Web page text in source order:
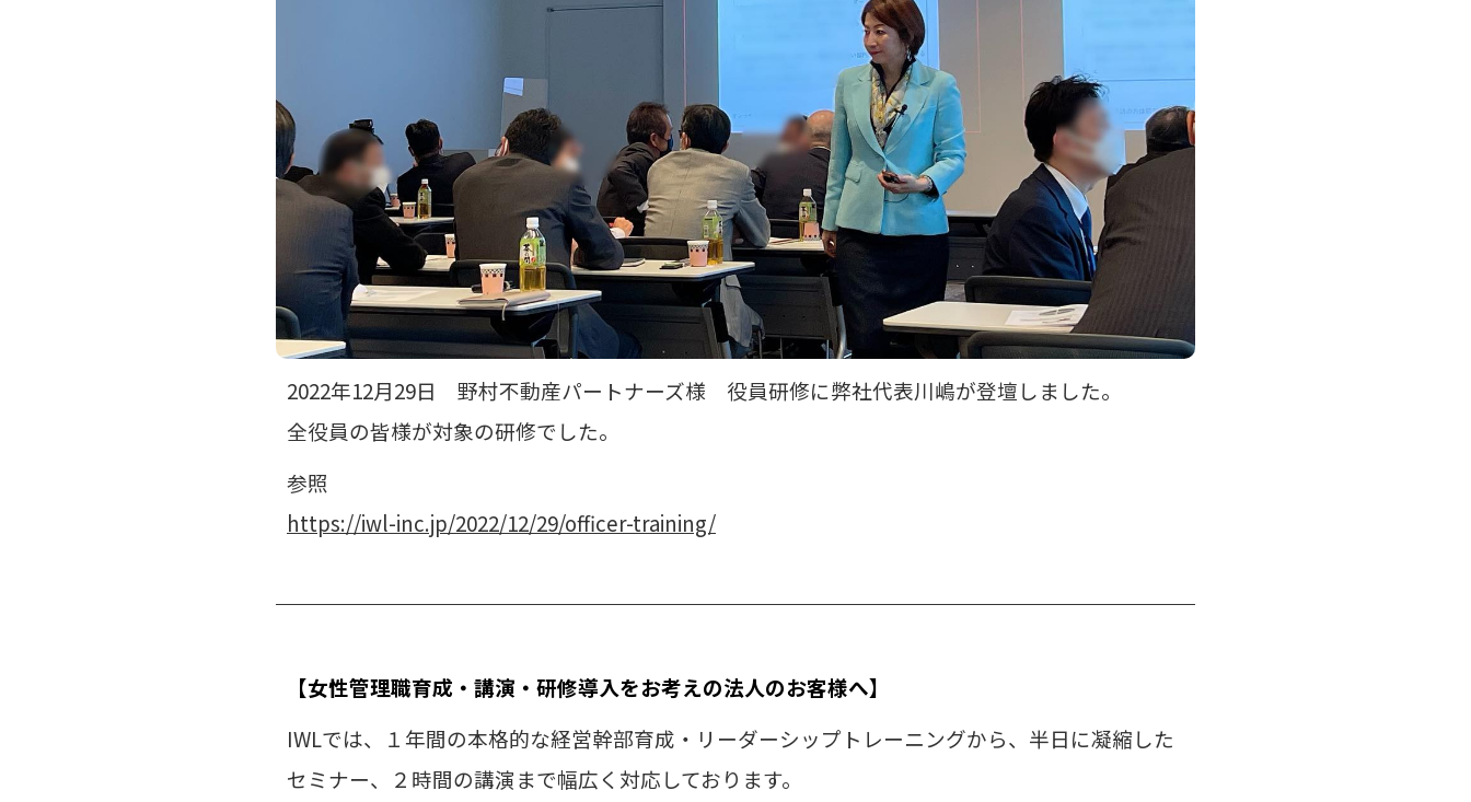
2022年12月29日 野村不動産パートナーズ様 役員研修に弊社代表川嶋が登壇しました。
全役員の皆様が対象の研修でした。
参照
https://iwl-inc.jp/2022/12/29/officer-training/
【女性管理職育成・講演・研修導入をお考えの法人のお客様へ】
IWLでは、１年間の本格的な経営幹部育成・リーダーシップトレーニングから、半日に凝縮した
セミナー、２時間の講演まで幅広く対応しております。